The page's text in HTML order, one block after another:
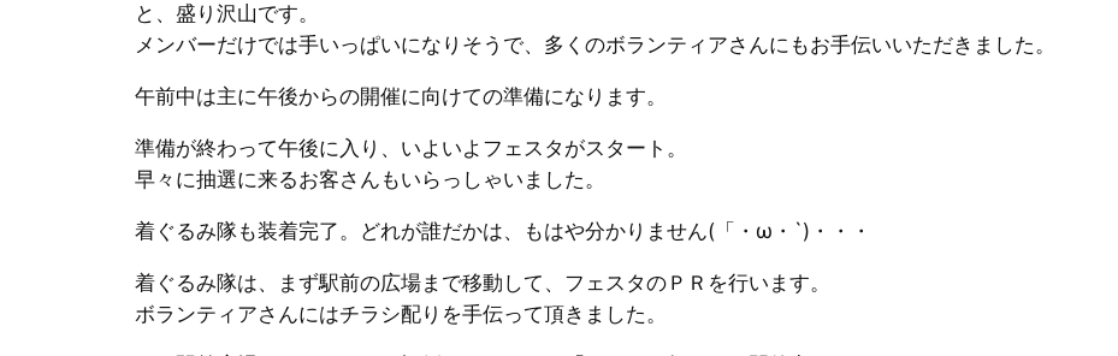
と、盛り沢山です。
メンバーだけでは手いっぱいになりそうで、多くのボランティアさんにもお手伝いいただきました。
午前中は主に午後からの開催に向けての準備になります。
準備が終わって午後に入り、いよいよフェスタがスタート。
早々に抽選に来るお客さんもいらっしゃいました。
着ぐるみ隊も装着完了。どれが誰だかは、もはや分かりません(「・ω・`)・・・
着ぐるみ隊は、まず駅前の広場まで移動して、フェスタのＰＲを行います。
ボランティアさんにはチラシ配りを手伝って頂きました。